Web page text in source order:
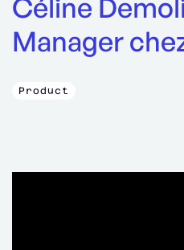
Céline
Manager
Product